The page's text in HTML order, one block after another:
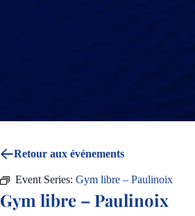
Retour aux événements
Event Series: Gym libre – Paulinoix
Gym libre – Paulinoix